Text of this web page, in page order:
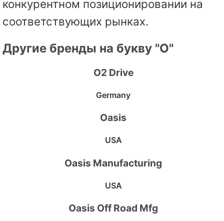
конкурентном позиционировании на
соответствующих рынках.
Другие бренды на букву "O"
O2 Drive
Germany
Oasis
USA
Oasis Manufacturing
USA
Oasis Off Road Mfg